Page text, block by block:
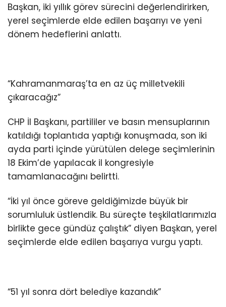
Başkan, iki yıllık görev sürecini değerlendirirken,
yerel seçimlerde elde edilen başarıyı ve yeni
dönem hedeflerini anlattı.
“Kahramanmaraş’ta en az üç milletvekili
çıkaracağız”
CHP İl Başkanı, partililer ve basın mensuplarının
katıldığı toplantıda yaptığı konuşmada, son iki
ayda parti içinde yürütülen delege seçimlerinin
18 Ekim’de yapılacak il kongresiyle
tamamlanacağını belirtti.
“İki yıl önce göreve geldiğimizde büyük bir
sorumluluk üstlendik. Bu süreçte teşkilatlarımızla
birlikte gece gündüz çalıştık” diyen Başkan, yerel
seçimlerde elde edilen başarıya vurgu yaptı.
“51 yıl sonra dört belediye kazandık”